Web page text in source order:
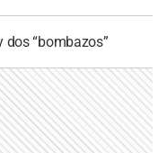
dos “bombazos”